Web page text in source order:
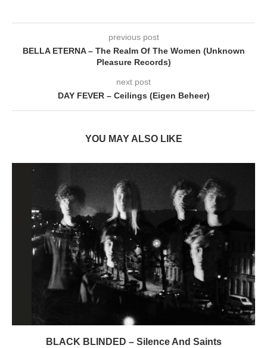
previous post
BELLA ETERNA – The Realm Of The Women (Unknown
Pleasure Records)
next post
DAY FEVER – Ceilings (Eigen Beheer)
YOU MAY ALSO LIKE
BLACK BLINDED – Silence And Saints